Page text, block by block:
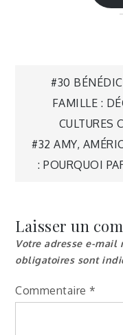
de
#30
FAMILLE :
CULTURES
#32 AMY,
: POURQUOI
Laisser un
Votre adresse e-mail
obligatoires sont
Commentaire *